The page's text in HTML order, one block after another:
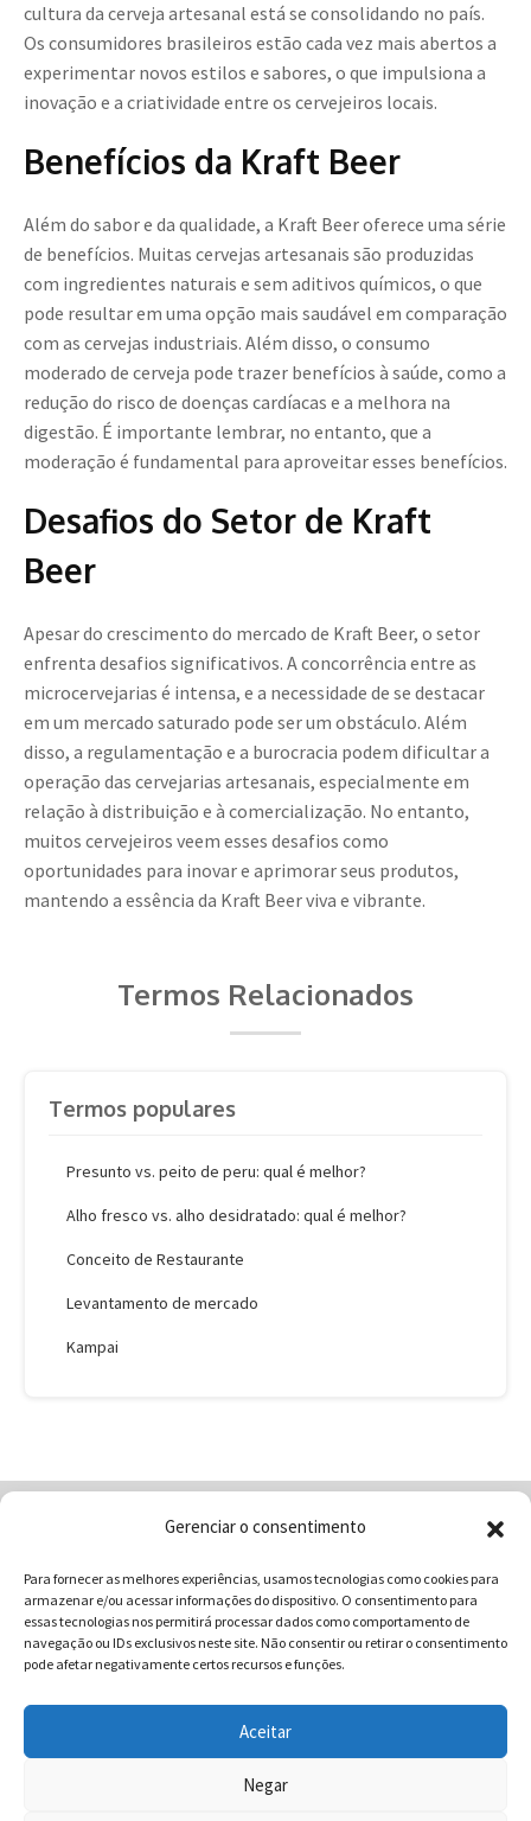
Gerenciar o consentimento
Para fornecer as melhores experiências, usamos tecnologias como cookies para
armazenar e/ou acessar informações do dispositivo. O consentimento para
essas tecnologias nos permitirá processar dados como comportamento de
navegação ou IDs exclusivos neste site. Não consentir ou retirar o consentimento
pode afetar negativamente certos recursos e funções.
Aceitar
Negar
cultura da cerveja artesanal está se consolidando no país.
Os consumidores brasileiros estão cada vez mais abertos a
experimentar novos estilos e sabores, o que impulsiona a
inovação e a criatividade entre os cervejeiros locais.
Benefícios da Kraft Beer
Além do sabor e da qualidade, a Kraft Beer oferece uma série
de benefícios. Muitas cervejas artesanais são produzidas
com ingredientes naturais e sem aditivos químicos, o que
pode resultar em uma opção mais saudável em comparação
com as cervejas industriais. Além disso, o consumo
moderado de cerveja pode trazer benefícios à saúde, como a
redução do risco de doenças cardíacas e a melhora na
digestão. É importante lembrar, no entanto, que a
moderação é fundamental para aproveitar esses benefícios.
Desafios do Setor de Kraft
Beer
Apesar do crescimento do mercado de Kraft Beer, o setor
enfrenta desafios significativos. A concorrência entre as
microcervejarias é intensa, e a necessidade de se destacar
em um mercado saturado pode ser um obstáculo. Além
disso, a regulamentação e a burocracia podem dificultar a
operação das cervejarias artesanais, especialmente em
relação à distribuição e à comercialização. No entanto,
muitos cervejeiros veem esses desafios como
oportunidades para inovar e aprimorar seus produtos,
mantendo a essência da Kraft Beer viva e vibrante.
Termos Relacionados
Termos populares
Presunto vs. peito de peru: qual é melhor?
Alho fresco vs. alho desidratado: qual é melhor?
Conceito de Restaurante
Levantamento de mercado
Kampai
Contatos
Receitas
Blog
Vocabulário da Gastronomia
COMUNICAR - Comunicação e Marketing | CNPJ:
03.013.350/0001-80 | Rua 82 Nº99 Qd. F13 Lt. 13 Sala 01 - Setor